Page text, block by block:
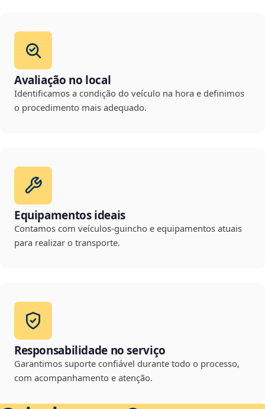
Avaliação no local
Identificamos a condição do veículo na hora e definimos
o procedimento mais adequado.
Equipamentos ideais
Contamos com veículos-guincho e equipamentos atuais
para realizar o transporte.
Responsabilidade no serviço
Garantimos suporte confiável durante todo o processo,
com acompanhamento e atenção.